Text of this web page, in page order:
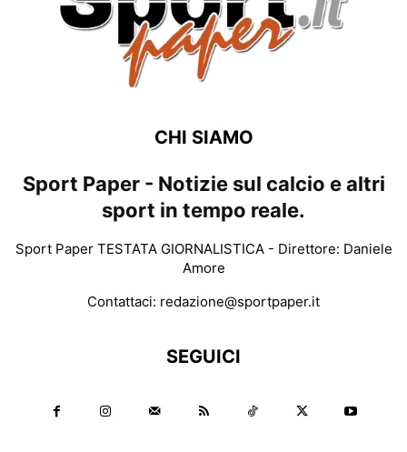
CHI SIAMO
Sport Paper - Notizie sul calcio e altri
sport in tempo reale.
Sport Paper TESTATA GIORNALISTICA - Direttore: Daniele
Amore
Contattaci: redazione@sportpaper.it
SEGUICI